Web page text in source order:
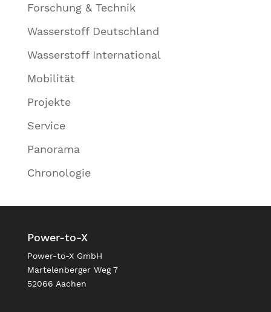
Forschung & Technik
Wasserstoff Deutschland
Wasserstoff International
Mobilität
Projekte
Service
Panorama
Chronologie
Power-to-X
Power-to-X GmbH
Martelenberger Weg 7
52066 Aachen